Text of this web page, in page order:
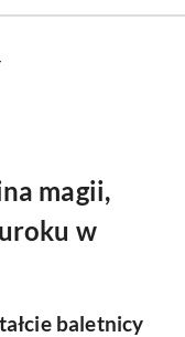
magii,
w
baletnicy